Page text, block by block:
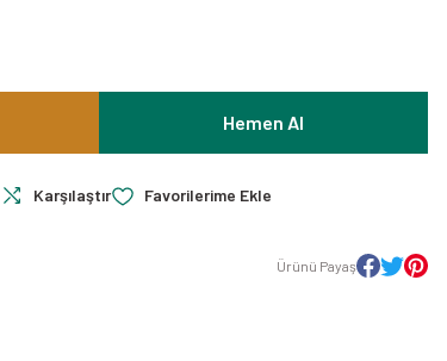
Hemen Al
Karşılaştır
Ürünü Payaş